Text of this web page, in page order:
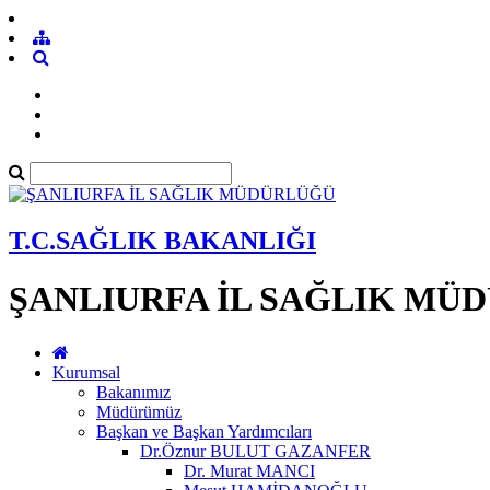
T.C.SAĞLIK BAKANLIĞI
ŞANLIURFA İL SAĞLIK
Kurumsal
Bakanımız
Müdürümüz
Başkan ve Başkan Yardımcıları
Dr.Öznur BULUT GAZANFER
Dr. Murat MANCI